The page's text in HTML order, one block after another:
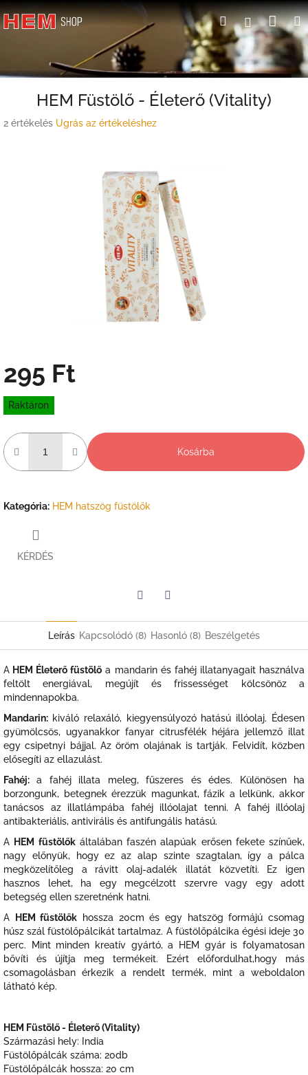
Ugrás
a
Keresés
HEM Füstölő - Életerő (Vitality)
A
2 értékelés Ugrás az értékeléshez
295 Ft
Egységár:
Raktáron
Kosárba
Kategória: HEM hatszög füstölők
KÉRDÉS
Leírás Kapcsolódó (8) Hasonló (8) Beszélgetés
A HEM Életerő füstölő a mandarin és fahéj illatanyagait használva
feltölt energiával, megújít és frissességet kölcsönöz a
mindennapokba.
Mandarin: kiváló relaxáló, kiegyensúlyozó hatású illóolaj. Édesen
gyümölcsös, ugyanakkor fanyar citrusfélék héjára jellemző illat
egy csipetnyi bájjal. Az öröm olajának is tartják. Felvidít, közben
elősegíti az ellazulást.
Fahéj: a fahéj illata meleg, fűszeres és édes. Különösen ha
borzongunk, betegnek érezzük magunkat, fázik a lelkünk, akkor
tanácsos az illatlámpába fahéj illóolajat tenni. A fahéj illóolaj
antibakteriális, antivirális és antifungális hatású.
A HEM füstölőkáltalában faszén alapúak erősen fekete színűek,
nagy előnyük, hogy ez az alap szinte szagtalan, így a pálca
megközelítőleg a rávitt olaj-adalék illatát közvetíti. Ez igen
hasznos lehet, ha egy megcélzott szervre vagy egy adott
betegség ellen szeretnénk hatni.
A
HEM füstölők hossza 20cm és egy hatszög formájú csomag
húsz szál füstölőpálcikát tartalmaz. A füstölőpálcika égési ideje 30
perc. Mint minden kreatív gyártó, a HEM gyár is folyamatosan
bővíti és újítja meg termékeit. Ezért előfordulhat,hogy más
csomagolásban érkezik a rendelt termék, mint a weboldalon
látható kép.
HEM Füstölő - Életerő (Vitality)
Származási hely: India
Füstölőpálcák száma: 20db
Füstölőpálcák hossza: 20 cm